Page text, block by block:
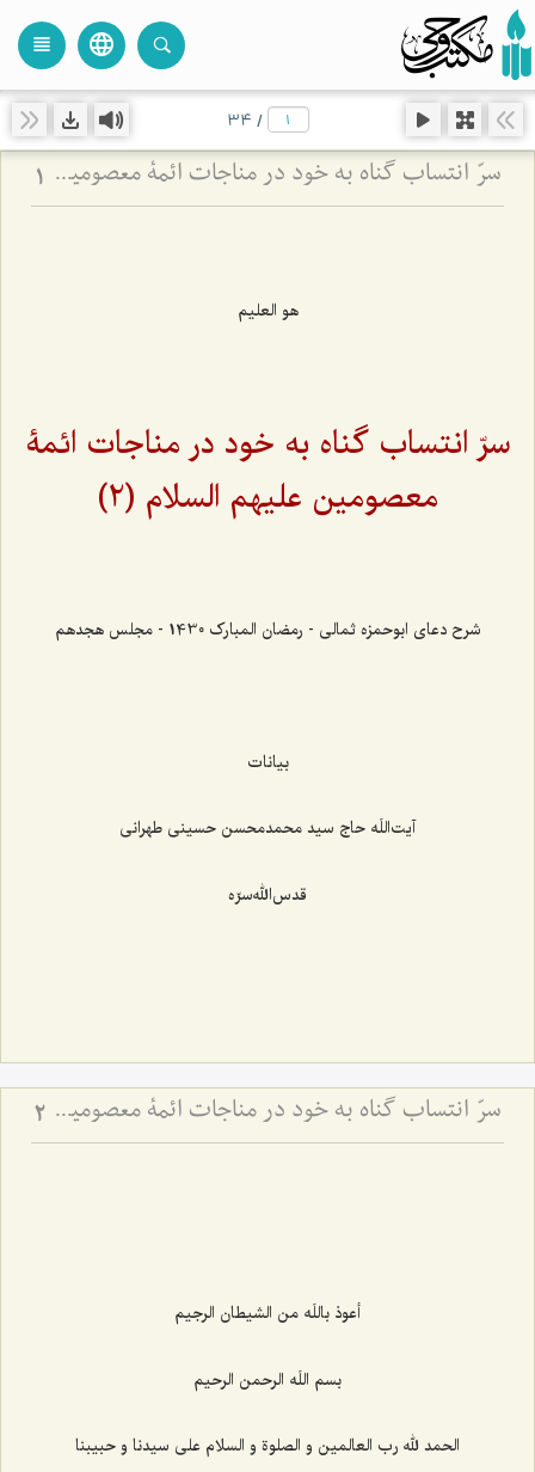
language
view_headline
/
34
سرّ انتساب گناه به خود در مناجات ائمۀ معصومین علیهم السلام (2) 1
هو العلیم
سرّ انتساب گناه به خود در مناجات ائمۀ
معصومین علیهم السلام (2)
شرح دعای ابوحمزه ثمالی - رمضان المبارک 1430 - مجلس هجدهم
بیانات
آیت‌اللَه حاج سيد محمد‌محسن حسينی طهرانی
قدس‌الله‌سرّه
سرّ انتساب گناه به خود در مناجات ائمۀ معصومین علیهم السلام (2) 2
أعوذ باللَه من الشيطان الرجيم‌
بسم اللَه الرحمن الرحيم‌
الحمد لله رب العالمين و الصلوة و السلام على سيدنا و حبيبنا